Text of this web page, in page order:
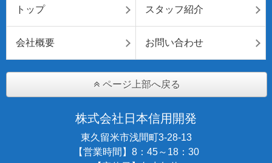
トップ スタッフ紹介
会社概要 お問い合わせ
ページ上部へ戻る
株式会社日本信用開発
東久留米市浅間町3-28-13
【営業時間】8：45～18：30